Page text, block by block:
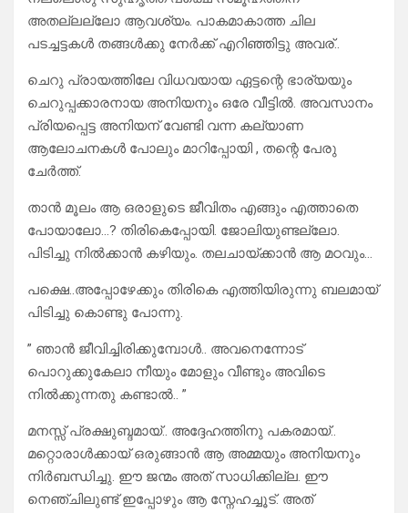
അതല്ലല്ലോ ആവശ്യം. പാകമാകാത്ത ചില
പടച്ചട്ടകൾ തങ്ങൾക്കു നേർക്ക് എറിഞ്ഞിട്ടു അവര്..
ചെറു പ്രായത്തിലേ വിധവയായ ഏട്ടന്റെ ഭാര്യയും
ചെറുപ്പക്കാരനായ അനിയനും ഒരേ വീട്ടിൽ. അവസാനം
പ്രിയപ്പെട്ട അനിയന് വേണ്ടി വന്ന കല്യാണ
ആലോചനകൾ പോലും മാറിപ്പോയി , തന്റെ പേരു
ചേർത്ത്.
താൻ മൂലം ആ ഒരാളുടെ ജീവിതം എങ്ങും എത്താതെ
പോയാലോ…? തിരികെപ്പോയി. ജോലിയുണ്ടല്ലോ.
പിടിച്ചു നിൽക്കാൻ കഴിയും. തലചായ്ക്കാൻ ആ മഠവും…
പക്ഷെ..അപ്പോഴേക്കും തിരികെ എത്തിയിരുന്നു ബലമായ്
പിടിച്ചു കൊണ്ടു പോന്നു.
” ഞാൻ ജീവിച്ചിരിക്കുമ്പോൾ.. അവനെന്നോട്
പൊറുക്കുകേലാ നീയും മോളും വീണ്ടും അവിടെ
നിൽക്കുന്നതു കണ്ടാൽ.. ”
മനസ്സ് പ്രക്ഷുബ്ദമായ്.. അദ്ദേഹത്തിനു പകരമായ്..
മറ്റൊരാൾക്കായ് ഒരുങ്ങാൻ ആ അമ്മയും അനിയനും
നിർബന്ധിച്ചു. ഈ ജന്മം അത് സാധിക്കില്ല. ഈ
നെഞ്ചിലുണ്ട് ഇപ്പോഴും ആ സ്നേഹച്ചൂട്. അത്